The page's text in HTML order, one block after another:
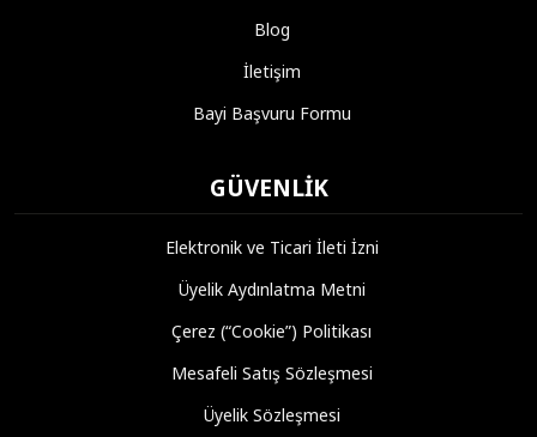
Blog
İletişim
Bayi Başvuru Formu
GÜVENLIK
Elektronik ve Ticari İleti İzni
Üyelik Aydınlatma Metni
Çerez (“Cookie”) Politikası
Mesafeli Satış Sözleşmesi
Üyelik Sözleşmesi